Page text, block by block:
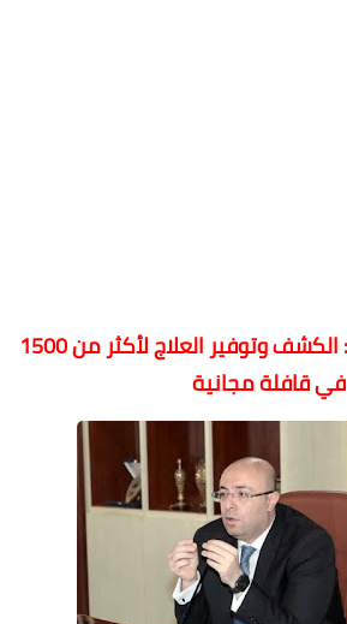
محافظ بنى سويف: الكشف وتوفير العلاج لأكثر من 1500
في قافلة مجانية